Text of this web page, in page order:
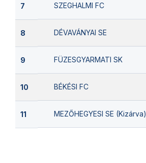
7 SZEGHALMI FC
8 DÉVAVÁNYAI SE
9 FÜZESGYARMATI SK
10 BÉKÉSI FC
11 MEZŐHEGYESI SE (Kizárva)